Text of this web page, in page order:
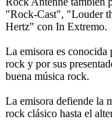
"Rock-Cast", "Louder
Hertz" con In Extremo.
La emisora es conocida
rock y por sus
buena música rock.
La emisora defiende la
rock clásico hasta el